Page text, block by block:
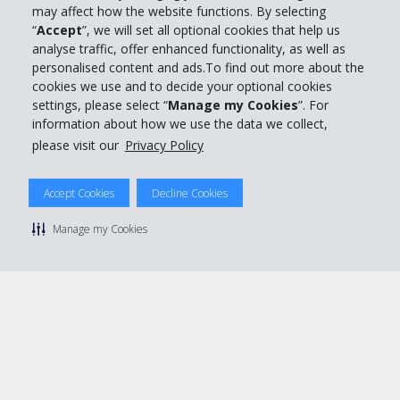
may affect how the website functions. By selecting
“Accept”, we will set all optional cookies that help us
analyse traffic, offer enhanced functionality, as well as
personalised content and ads.To find out more about the
cookies we use and to decide your optional cookies
settings, please select “Manage my Cookies”. For
information about how we use the data we collect,
please visit our Privacy Policy
Accept Cookies Decline Cookies
Manage my Cookies
Support client
Réserver avec Hertz
Politique de confidentialité
Conditions de location
Gérer mes cookies